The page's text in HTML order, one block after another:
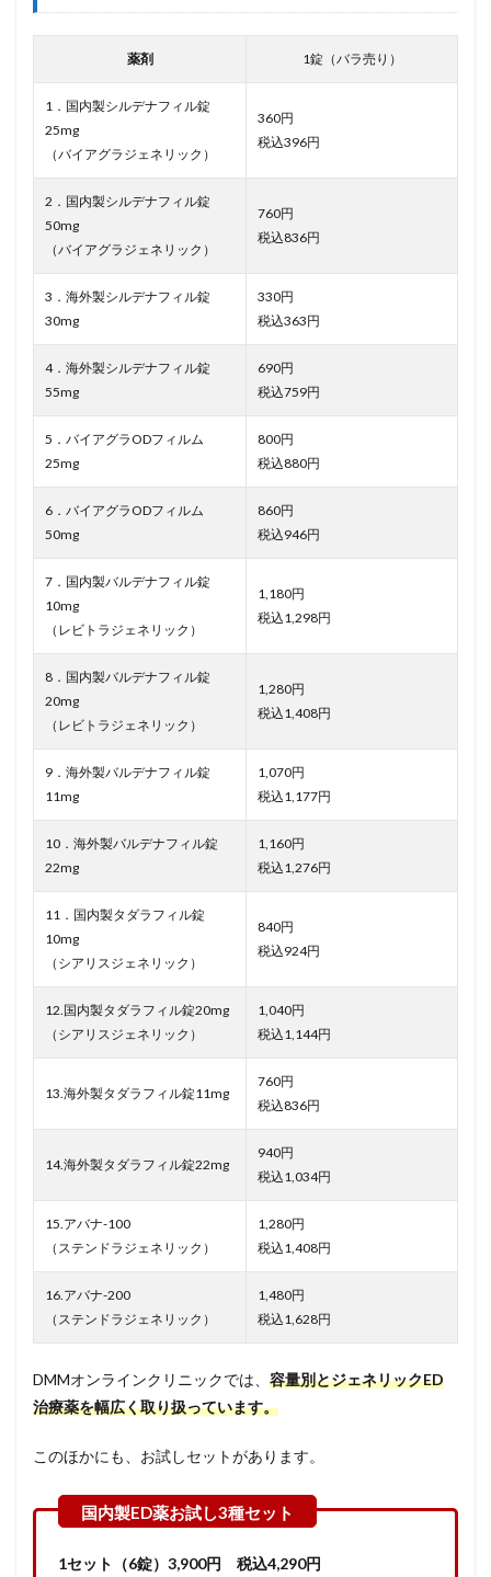
薬剤 1錠（バラ売り）
1．国内製シルデナフィル錠
25mg
（バイアグラジェネリック）
360円
税込396円
2．国内製シルデナフィル錠
50mg
（バイアグラジェネリック）
760円
税込836円
3．海外製シルデナフィル錠
30mg
330円
税込363円
4．海外製シルデナフィル錠
55mg
690円
税込759円
5．バイアグラODフィルム
25mg
800円
税込880円
6．バイアグラODフィルム
50mg
860円
税込946円
7．国内製バルデナフィル錠
10mg
（レビトラジェネリック）
1,180円
税込1,298円
8．国内製バルデナフィル錠
20mg
（レビトラジェネリック）
1,280円
税込1,408円
9．海外製バルデナフィル錠
11mg
1,070円
税込1,177円
10．海外製バルデナフィル錠
22mg
1,160円
税込1,276円
11．国内製タダラフィル錠
10mg
（シアリスジェネリック）
840円
税込924円
12.国内製タダラフィル錠20mg
（シアリスジェネリック）
1,040円
税込1,144円
13.海外製タダラフィル錠11mg
760円
税込836円
14.海外製タダラフィル錠22mg
940円
税込1,034円
15.アバナ-100
（ステンドラジェネリック）
1,280円
税込1,408円
16.アバナ-200
（ステンドラジェネリック）
1,480円
税込1,628円
DMMオンラインクリニックでは、 容量別とジェネリックED
治療薬を幅広く取り扱っています。
このほかにも、お試しセットがあります。
1セット（6錠）3,900円 税込4,290円